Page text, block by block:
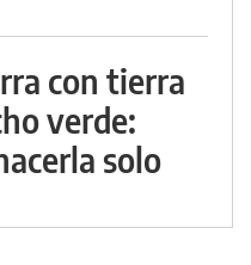
con tierra
verde:
solo